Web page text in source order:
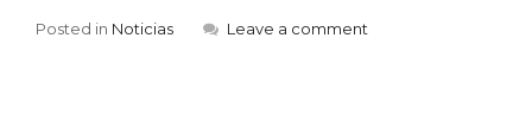
Posted in Noticias Leave a comment